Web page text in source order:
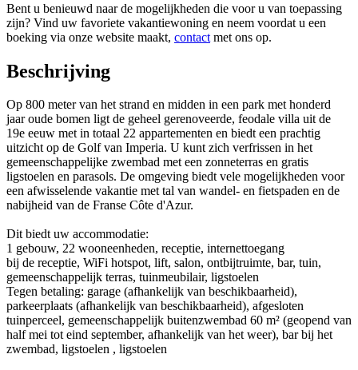
Bent u benieuwd naar de mogelijkheden die voor u van toepassing
zijn? Vind uw favoriete vakantiewoning en neem voordat u een
boeking via onze website maakt, contact met ons op.
Beschrijving
Op 800 meter van het strand en midden in een park met honderd
jaar oude bomen ligt de geheel gerenoveerde, feodale villa uit de
19e eeuw met in totaal 22 appartementen en biedt een prachtig
uitzicht op de Golf van Imperia. U kunt zich verfrissen in het
gemeenschappelijke zwembad met een zonneterras en gratis
ligstoelen en parasols. De omgeving biedt vele mogelijkheden voor
een afwisselende vakantie met tal van wandel- en fietspaden en de
nabijheid van de Franse Côte d'Azur.
Dit biedt uw accommodatie:
1 gebouw, 22 wooneenheden, receptie, internettoegang
bij de receptie, WiFi hotspot, lift, salon, ontbijtruimte, bar, tuin,
gemeenschappelijk terras, tuinmeubilair, ligstoelen
Tegen betaling: garage (afhankelijk van beschikbaarheid),
parkeerplaats (afhankelijk van beschikbaarheid), afgesloten
tuinperceel, gemeenschappelijk buitenzwembad 60 m² (geopend van
half mei tot eind september, afhankelijk van het weer), bar bij het
zwembad, ligstoelen , ligstoelen